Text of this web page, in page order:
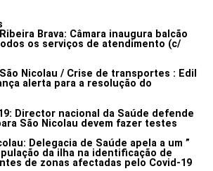
Ribeira Brava: Câmara inaugura balcão
os serviços de atendimento (c/
São Nicolau / Crise de transportes : Edil
alerta para a resolução do
Director nacional da Saúde defende
São Nicolau devem fazer testes
Delegacia de Saúde apela a um ”
da ilha na identificação de
de zonas afectadas pelo Covid-19